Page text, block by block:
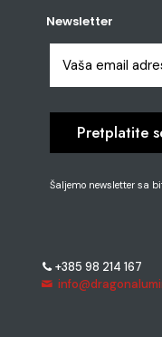
Newsletter
Šaljemo newsletter sa
+385 98 214 167